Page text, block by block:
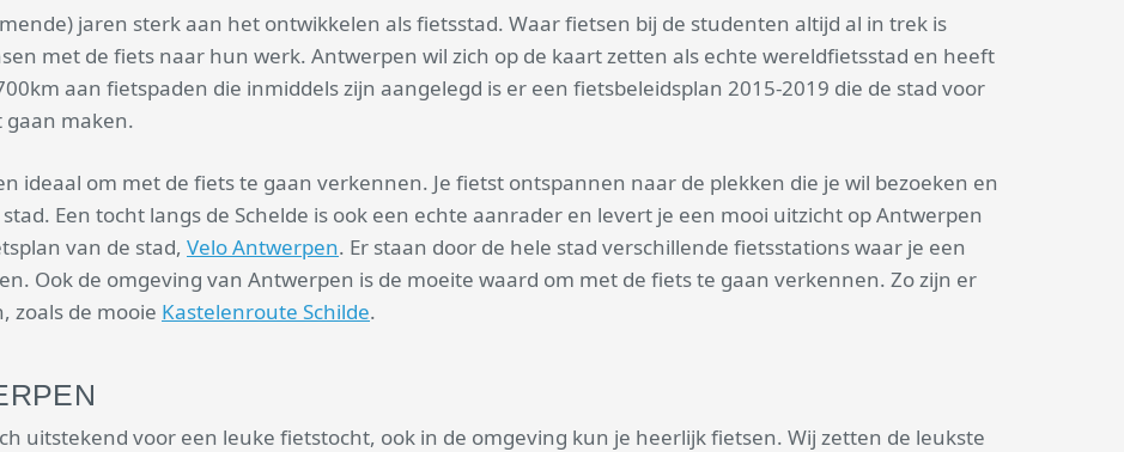
jaren sterk aan het ontwikkelen als fietsstad. Waar fietsen bij de studenten altijd al in trek is
met de fiets naar hun werk. Antwerpen wil zich op de kaart zetten als echte wereldfietsstad en heeft
aan fietspaden die inmiddels zijn aangelegd is er een fietsbeleidsplan 2015-2019 die de stad voor
gaan maken.
ideaal om met de fiets te gaan verkennen. Je fietst ontspannen naar de plekken die je wil bezoeken en
Een tocht langs de Schelde is ook een echte aanrader en levert je een mooi uitzicht op Antwerpen
van de stad, Velo Antwerpen. Er staan door de hele stad verschillende fietsstations waar je een
Ook de omgeving van Antwerpen is de moeite waard om met de fiets te gaan verkennen. Zo zijn er
zoals de mooie Kastelenroute Schilde.
uitstekend voor een leuke fietstocht, ook in de omgeving kun je heerlijk fietsen. Wij zetten de leukste